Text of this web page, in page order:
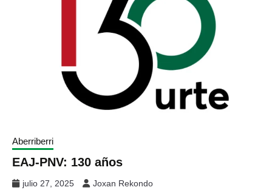
Aberriberri
EAJ-PNV: 130 años
julio 27, 2025 Joxan Rekondo